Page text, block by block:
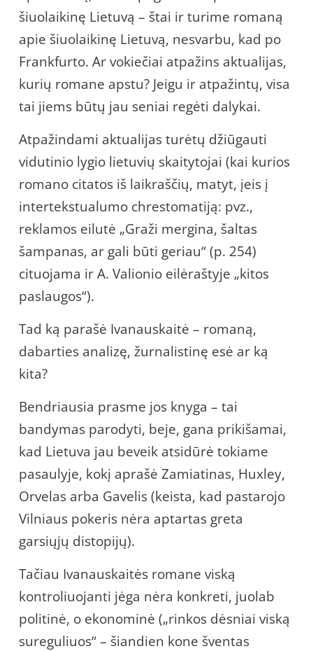
šiuolaikinę Lietuvą – štai ir turime romaną
apie šiuolaikinę Lietuvą, nesvarbu, kad po
Frankfurto. Ar vokiečiai atpažins aktualijas,
kurių romane apstu? Jeigu ir atpažintų, visa
tai jiems būtų jau seniai regėti dalykai.
Atpažindami aktualijas turėtų džiūgauti
vidutinio lygio lietuvių skaitytojai (kai kurios
romano citatos iš laikraščių, matyt, įeis į
intertekstualumo chrestomatiją: pvz.,
reklamos eilutė „Graži mergina, šaltas
šampanas, ar gali būti geriau“ (p. 254)
cituojama ir A. Valionio eilėraštyje „kitos
paslaugos“).
Tad ką parašė Ivanauskaitė – romaną,
dabarties analizę, žurnalistinę esė ar ką
kita?
Bendriausia prasme jos knyga – tai
bandymas parodyti, beje, gana prikišamai,
kad Lietuva jau beveik atsidūrė tokiame
pasaulyje, kokį aprašė Zamiatinas, Huxley,
Orvelas arba Gavelis (keista, kad pastarojo
Vilniaus pokeris nėra aptartas greta
garsiųjų distopijų).
Tačiau Ivanauskaitės romane viską
kontroliuojanti jėga nėra konkreti, juolab
politinė, o ekonominė („rinkos dėsniai viską
sureguliuos“ – šiandien kone šventas